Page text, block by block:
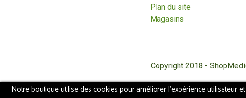
Notre boutique utilise des cookies pour améliorer l'expérience utilisateur
Plan du site
Magasins
Copyright 2018 -